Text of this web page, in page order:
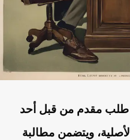
طلب مقدم من قبل أحد
ويتضمن مطالبة